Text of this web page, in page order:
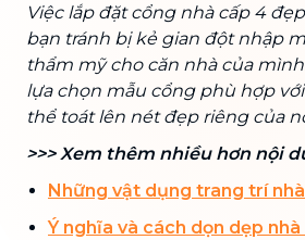
Việc lắp đặt cổng nhà cấp 4
bạn tránh bị kẻ gian đột nhập
thẩm mỹ cho căn nhà của
lựa chọn mẫu cổng phù hợp
thể toát lên nét đẹp riêng của
>>> Xem thêm nhiều hơn nội
Những vật dụng trang trí nhà
Ý nghĩa và cách dọn dẹp